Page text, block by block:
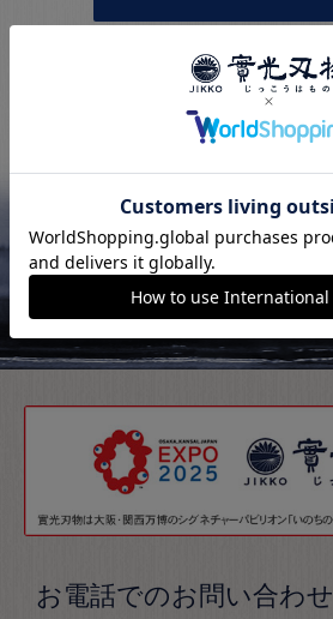
お電話でのお問い合わせ